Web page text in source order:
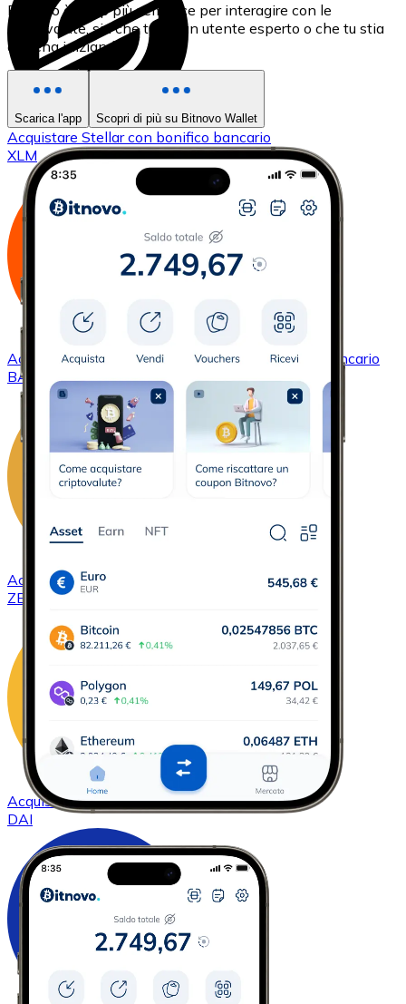
Acquistare Stellarcon bonifico bancario
XLM
AcquistareBasic Attention Tokencon bonifico bancario
BAT
AcquistareZCash
con bonifico bancario
ZEC
AcquistareDAIcon bonifico bancario
DAI
Bitnovo è l'app più semplice per interagire con le
criptovalute, sia che tu sia un utente esperto o che tu stia
appena iniziando.
Scarica l'app Scopri di più su Bitnovo Wallet